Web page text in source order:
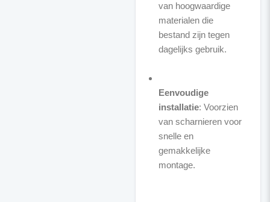
van hoogwaardige
materialen die
bestand zijn tegen
dagelijks gebruik.
Eenvoudige
installatie: Voorzien
van scharnieren voor
snelle en
gemakkelijke
montage.